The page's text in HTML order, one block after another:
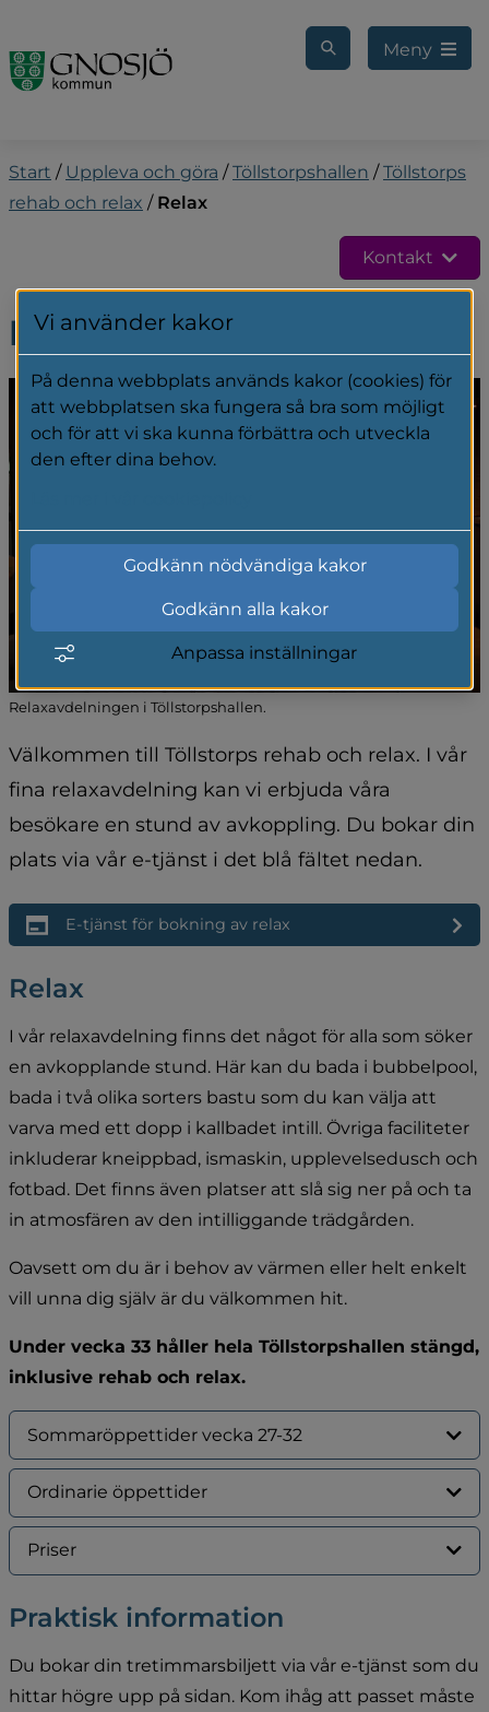
Meny
Start / Uppleva och göra / Töllstorpshallen / Töllstorps
rehab och relax / Relax
Kontakt
Relax
Relaxavdelningen i Töllstorpshallen.
Välkommen till Töllstorps rehab och relax. I vår
fina relaxavdelning kan vi erbjuda våra
besökare en stund av avkoppling. Du bokar din
plats via vår e-tjänst i det blå fältet nedan.
E-tjänst för bokning av relax
Relax
I vår relaxavdelning finns det något för alla som söker
en avkopplande stund. Här kan du bada i bubbelpool,
bada i två olika sorters bastu som du kan välja att
varva med ett dopp i kallbadet intill. Övriga faciliteter
inkluderar kneippbad, ismaskin, upplevelsedusch och
fotbad. Det finns även platser att slå sig ner på och ta
in atmosfären av den intilliggande trädgården.
Oavsett om du är i behov av värmen eller helt enkelt
vill unna dig själv är du välkommen hit.
Under vecka 33 håller hela Töllstorpshallen stängd,
inklusive rehab och relax.
Sommaröppettider vecka 27-32
Ordinarie öppettider
Priser
Praktisk information
Du bokar din tretimmarsbiljett via vår e-tjänst som du
hittar högre upp på sidan. Kom ihåg att passet måste
Vi använder kakor
På denna webbplats används kakor (cookies) för
att webbplatsen ska fungera så bra som möjligt
och för att vi ska kunna förbättra och utveckla
den efter dina behov.
Godkänn nödvändiga kakor
Godkänn alla kakor
Anpassa inställningar